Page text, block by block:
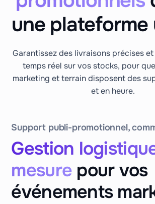
une plateforme
Garantissez des livraisons précises
temps réel sur vos stocks, pour
marketing et terrain disposent des
et en heure.
Support publi-promotionnel,
Gestion
mesure pour vos
événements